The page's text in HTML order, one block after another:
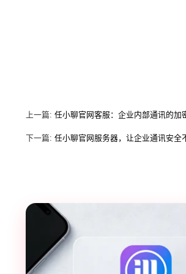
上一篇: 任小聊官网客服：企业内部通讯的加
下一篇: 任小聊官网服务器，让企业通讯安全